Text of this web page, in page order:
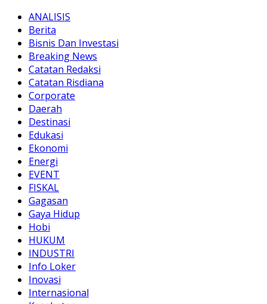
ANALISIS
Berita
Bisnis Dan Investasi
Breaking News
Catatan Redaksi
Catatan Risdiana
Corporate
Daerah
Destinasi
Edukasi
Ekonomi
Energi
EVENT
FISKAL
Gagasan
Gaya Hidup
Hobi
HUKUM
INDUSTRI
Info Loker
Inovasi
Internasional